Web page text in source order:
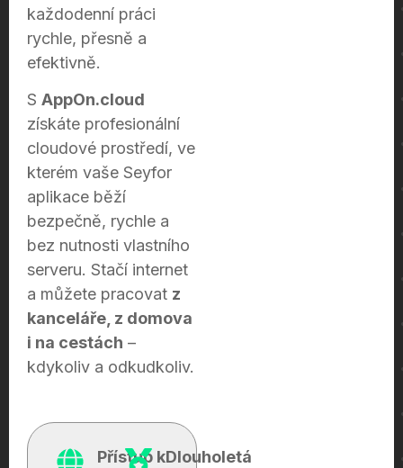
každodenní práci
rychle, přesně a
efektivně.
S AppOn.cloud
získáte profesionální
cloudové prostředí, ve
kterém vaše Seyfor
aplikace běží
bezpečně, rychle a
bez nutnosti vlastního
serveru. Stačí internet
a můžete pracovat z
kanceláře, z domova
i na cestách –
kdykoliv a odkudkoliv.
Přístup kDlouholetá